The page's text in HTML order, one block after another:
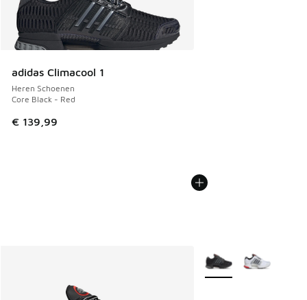
adidas Climacool 1
Heren Schoenen
Core Black - Red
€ 139,99
Meer kleuren